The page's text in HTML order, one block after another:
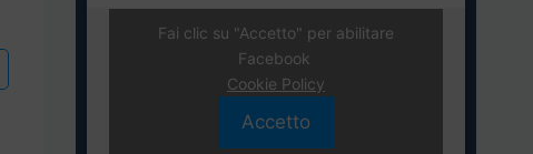
Fai clic su "Accetto" per abilitare
Facebook
Cookie Policy
Accetto